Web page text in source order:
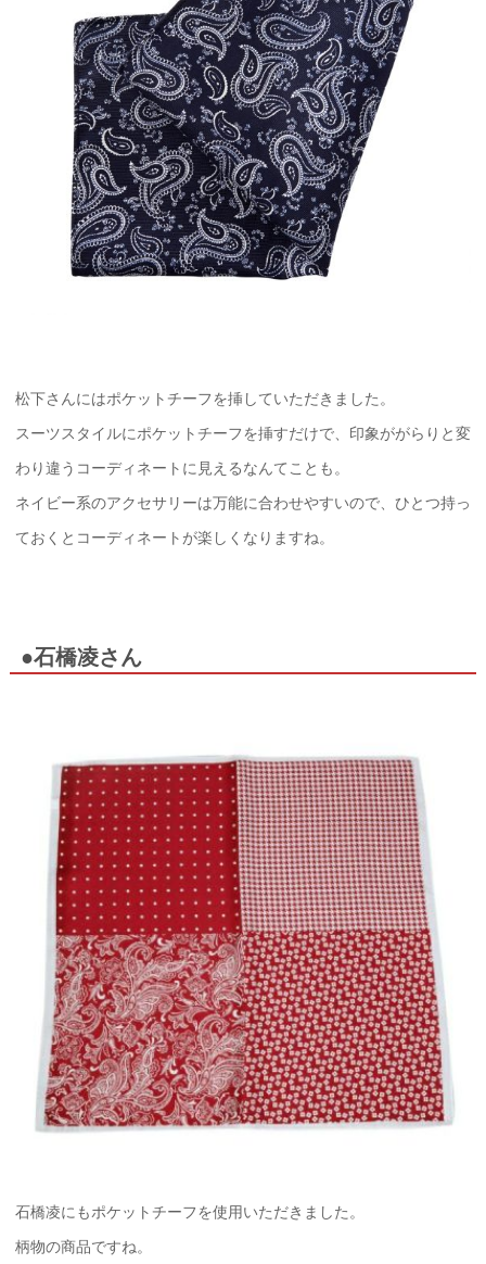
松下さんにはポケットチーフを挿していただきました。
スーツスタイルにポケットチーフを挿すだけで、印象ががらりと変
わり違うコーディネートに見えるなんてことも。
ネイビー系のアクセサリーは万能に合わせやすいので、ひとつ持っ
ておくとコーディネートが楽しくなりますね。
●石橋凌さん
石橋凌にもポケットチーフを使用いただきました。
柄物の商品ですね。